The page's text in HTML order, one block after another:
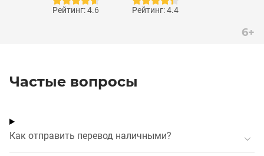
Рейтинг: 4.6 Рейтинг: 4.4
6+
Частые вопросы
Как отправить перевод наличными?